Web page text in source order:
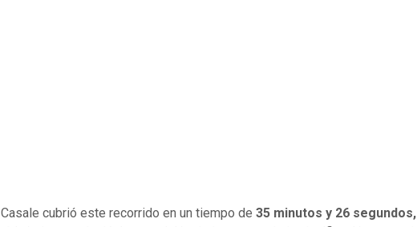
Casale cubrió este recorrido en un tiempo de 35 minutos y 26 segundos,